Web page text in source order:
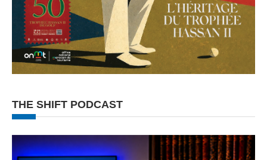
THE SHIFT PODCAST